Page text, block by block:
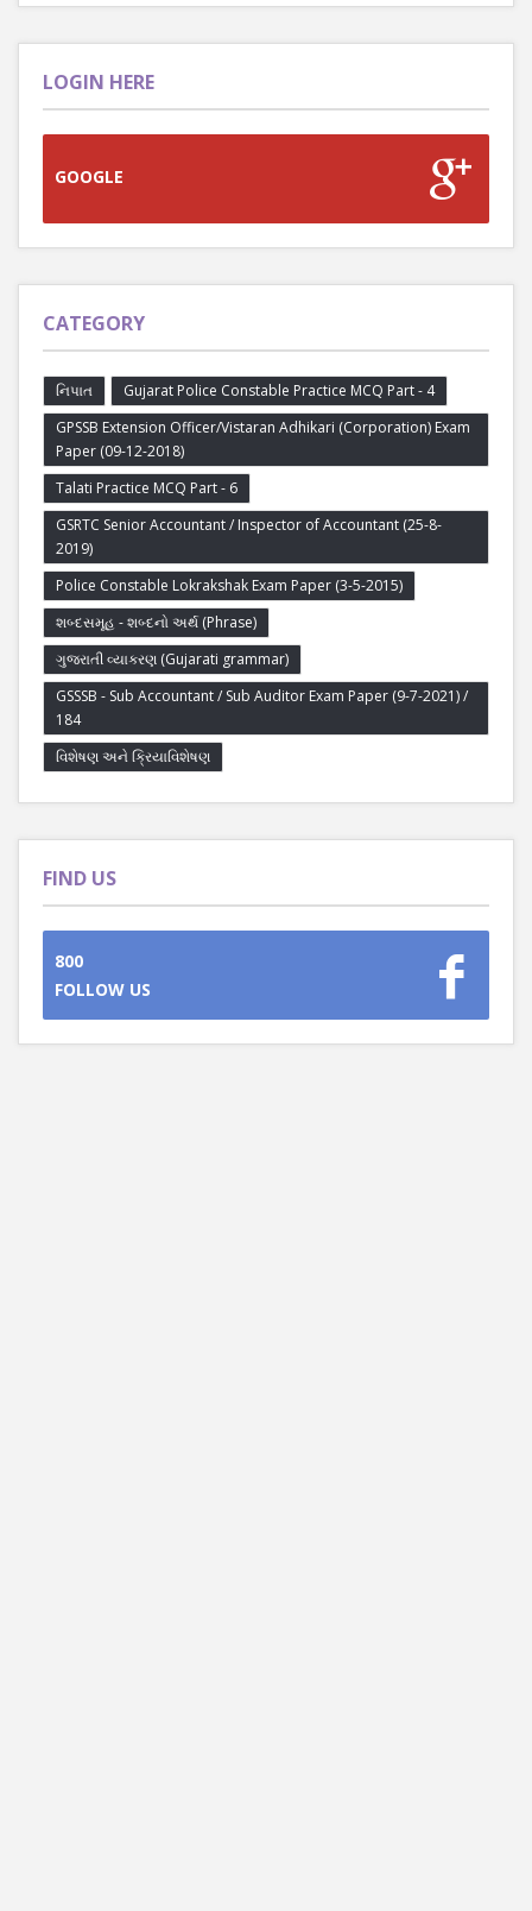
LOGIN HERE
GOOGLE
CATEGORY
નિપાત
Gujarat Police Constable Practice MCQ Part - 4
GPSSB Extension Officer/Vistaran Adhikari (Corporation) Exam
Paper (09-12-2018)
Talati Practice MCQ Part - 6
GSRTC Senior Accountant / Inspector of Accountant (25-8-
2019)
Police Constable Lokrakshak Exam Paper (3-5-2015)
શબ્દસમૂહ - શબ્દનો અર્થ (Phrase)
ગુજરાતી વ્યાકરણ (Gujarati grammar)
GSSSB - Sub Accountant / Sub Auditor Exam Paper (9-7-2021) /
184
વિશેષણ અને ક્રિયાવિશેષણ
FIND US
800
FOLLOW US